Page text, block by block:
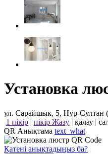
Установка
ул. Сарайшык, 5, Нур-Султан
1 пікір | пікір Жазу | қалау |
QR Анықтама text_what
Қатені анықтадыңыз ба?